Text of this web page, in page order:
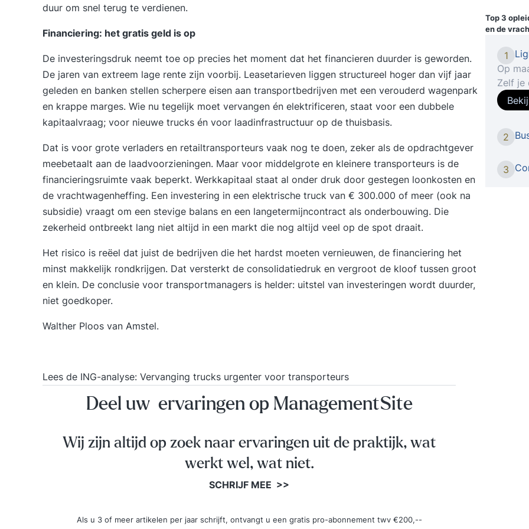
duur om snel terug te verdienen.
Financiering: het gratis geld is op
De investeringsdruk neemt toe op precies het moment dat het financieren duurder is geworden.
De jaren van extreem lage rente zijn voorbij. Leasetarieven liggen structureel hoger dan vijf jaar
geleden en banken stellen scherpere eisen aan transportbedrijven met een verouderd wagenpark
en krappe marges. Wie nu tegelijk moet vervangen én elektrificeren, staat voor een dubbele
kapitaalvraag; voor nieuwe trucks én voor laadinfrastructuur op de thuisbasis.
Dat is voor grote verladers en retailtransporteurs vaak nog te doen, zeker als de opdrachtgever
meebetaalt aan de laadvoorzieningen. Maar voor middelgrote en kleinere transporteurs is de
financieringsruimte vaak beperkt. Werkkapitaal staat al onder druk door gestegen loonkosten en
de vrachtwagenheffing. Een investering in een elektrische truck van € 300.000 of meer (ook na
subsidie) vraagt om een stevige balans en een langetermijncontract als onderbouwing. Die
zekerheid ontbreekt lang niet altijd in een markt die nog altijd veel op de spot draait.
Het risico is reëel dat juist de bedrijven die het hardst moeten vernieuwen, de financiering het
minst makkelijk rondkrijgen. Dat versterkt de consolidatiedruk en vergroot de kloof tussen groot
en klein. De conclusie voor transportmanagers is helder: uitstel van investeringen wordt duurder,
niet goedkoper.
Walther Ploos van Amstel.
Lees de ING-analyse: Vervanging trucks urgenter voor transporteurs
Top 3
en de
1
Op
Zelf je
leren met
Cloud
2
3
Deel uw ervaringen op ManagementSite
Wij zijn altijd op zoek naar ervaringen uit de praktijk, wat
werkt wel, wat niet.
SCHRIJF MEE >>
Als u 3 of meer artikelen per jaar schrijft, ontvangt u een gratis pro-abonnement twv €200,--